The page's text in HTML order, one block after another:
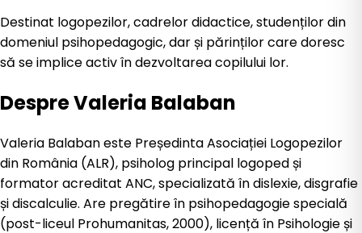
Destinat logopezilor, cadrelor didactice, studenților din
domeniul psihopedagogic, dar și părinților care doresc
să se implice activ în dezvoltarea copilului lor.
DespreValeria Balaban
Valeria Balaban este Președinta Asociației Logopezilor
din România (ALR), psiholog principal logoped și
formator acreditat ANC, specializată în dislexie, disgrafie
și discalculie. Are pregătire în psihopedagogie specială
(post-liceul Prohumanitas, 2000), licență în Psihologie și